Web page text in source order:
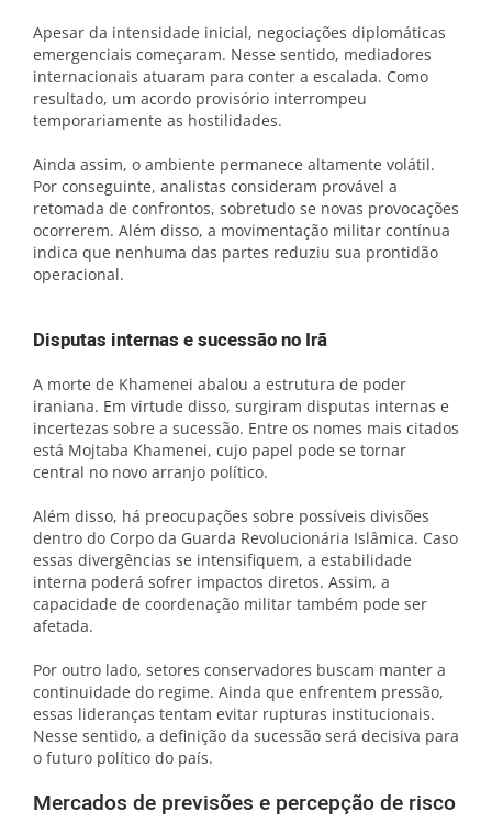
Apesar da intensidade inicial, negociações diplomáticas
emergenciais começaram. Nesse sentido, mediadores
internacionais atuaram para conter a escalada. Como
resultado, um acordo provisório interrompeu
temporariamente as hostilidades.
Ainda assim, o ambiente permanece altamente volátil.
Por conseguinte, analistas consideram provável a
retomada de confrontos, sobretudo se novas provocações
ocorrerem. Além disso, a movimentação militar contínua
indica que nenhuma das partes reduziu sua prontidão
operacional.
Disputas internas e sucessão no Irã
A morte de Khamenei abalou a estrutura de poder
iraniana. Em virtude disso, surgiram disputas internas e
incertezas sobre a sucessão. Entre os nomes mais citados
está Mojtaba Khamenei, cujo papel pode se tornar
central no novo arranjo político.
Além disso, há preocupações sobre possíveis divisões
dentro do Corpo da Guarda Revolucionária Islâmica. Caso
essas divergências se intensifiquem, a estabilidade
interna poderá sofrer impactos diretos. Assim, a
capacidade de coordenação militar também pode ser
afetada.
Por outro lado, setores conservadores buscam manter a
continuidade do regime. Ainda que enfrentem pressão,
essas lideranças tentam evitar rupturas institucionais.
Nesse sentido, a definição da sucessão será decisiva para
o futuro político do país.
Mercados de previsões e percepção de risco